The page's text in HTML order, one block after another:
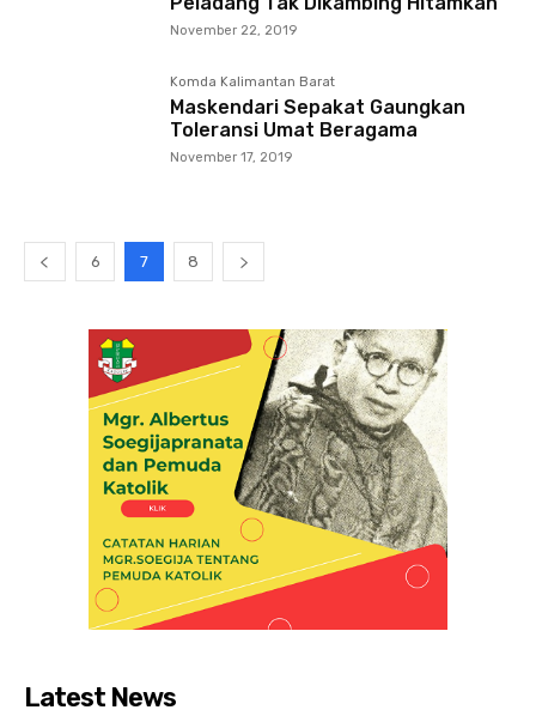
November 22, 2019
Komda Kalimantan Barat
Maskendari Sepakat Gaungkan
Toleransi Umat Beragama
November 17, 2019
6 7 8
Latest News